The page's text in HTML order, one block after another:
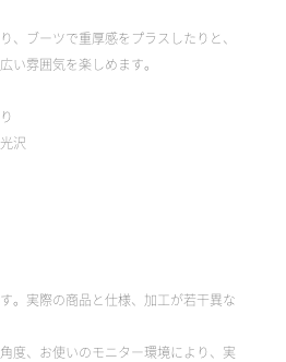
、ブーツで重厚感をプラスしたりと、
い雰囲気を楽しめます。
沢
。実際の商品と仕様、加工が若干異な
度、お使いのモニター環境により、実